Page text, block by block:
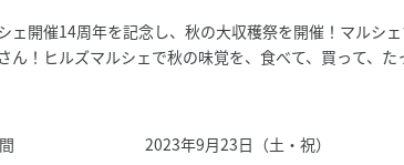
ェ開催14周年を記念し、秋の大収穫祭を開催！マルシ
ん！ヒルズマルシェで秋の味覚を、食べて、買って、た
2023年9月23日（土・祝）